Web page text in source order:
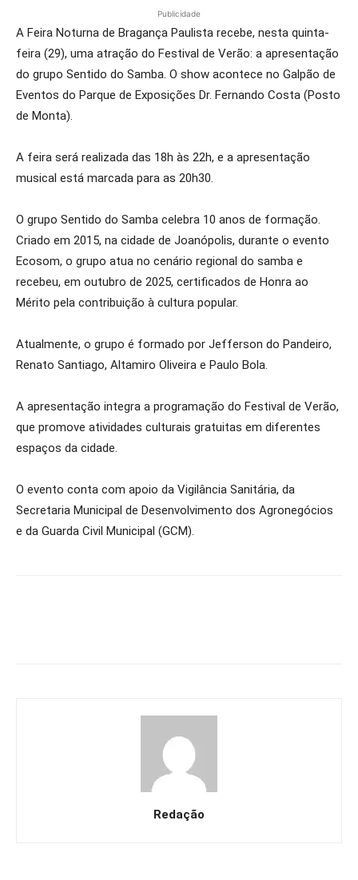
Publicidade
A Feira Noturna de Bragança Paulista recebe, nesta quinta-
feira (29), uma atração do Festival de Verão: a apresentação
do grupo Sentido do Samba. O show acontece no Galpão de
Eventos do Parque de Exposições Dr. Fernando Costa (Posto
de Monta).
A feira será realizada das 18h às 22h, e a apresentação
musical está marcada para as 20h30.
O grupo Sentido do Samba celebra 10 anos de formação.
Criado em 2015, na cidade de Joanópolis, durante o evento
Ecosom, o grupo atua no cenário regional do samba e
recebeu, em outubro de 2025, certificados de Honra ao
Mérito pela contribuição à cultura popular.
Atualmente, o grupo é formado por Jefferson do Pandeiro,
Renato Santiago, Altamiro Oliveira e Paulo Bola.
A apresentação integra a programação do Festival de Verão,
que promove atividades culturais gratuitas em diferentes
espaços da cidade.
O evento conta com apoio da Vigilância Sanitária, da
Secretaria Municipal de Desenvolvimento dos Agronegócios
e da Guarda Civil Municipal (GCM).
Redação